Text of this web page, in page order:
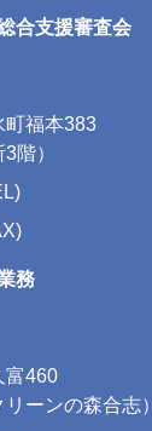
合支援審査会
町福本383
階）
務
富460
ーンの森合志）